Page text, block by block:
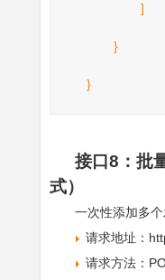
]
}
}
接口8：批
式）
一次性添加多个
请求地址：
请求方法：